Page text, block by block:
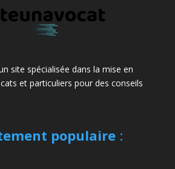
site spécialisée dans la mise en
et particuliers pour des conseils
populaire: